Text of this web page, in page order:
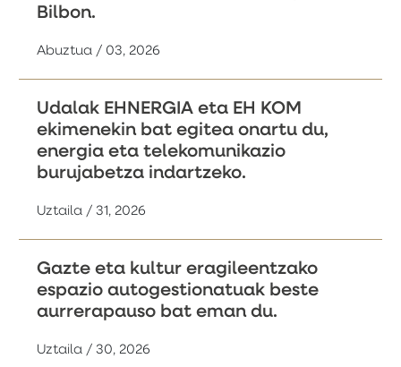
Bilbon.
Abuztua / 03, 2026
Udalak EHNERGIA eta EH KOM
ekimenekin bat egitea onartu du,
energia eta telekomunikazio
burujabetza indartzeko.
Uztaila / 31, 2026
Gazte eta kultur eragileentzako
espazio autogestionatuak beste
aurrerapauso bat eman du.
Uztaila / 30, 2026